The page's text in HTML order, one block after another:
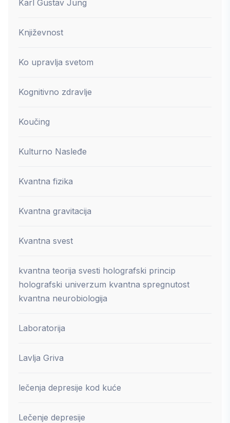
Karl Gustav Jung
Književnost
Ko upravlja svetom
Kognitivno zdravlje
Koučing
Kulturno Nasleđe
Kvantna fizika
Kvantna gravitacija
Kvantna svest
kvantna teorija svesti holografski princip
holografski univerzum kvantna spregnutost
kvantna neurobiologija
Laboratorija
Lavlja Griva
lečenja depresije kod kuće
Lečenje depresije